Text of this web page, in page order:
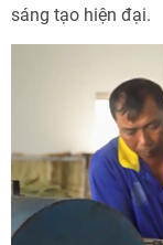
sáng tạo hiện đại.